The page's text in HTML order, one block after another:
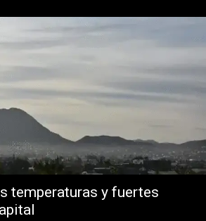
temperaturas y fuertes